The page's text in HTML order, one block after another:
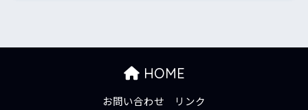
HOME
お問い合わせ リンク